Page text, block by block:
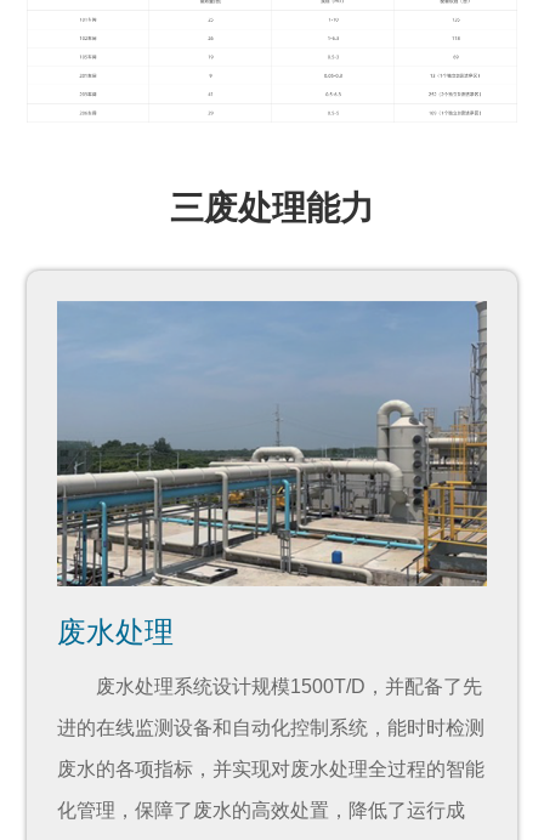
三废处理能力
废水处理
废水处理系统设计规模1500T/D，并配备了先
进的在线监测设备和自动化控制系统，能时时检测
废水的各项指标，并实现对废水处理全过程的智能
化管理，保障了废水的高效处置，降低了运行成